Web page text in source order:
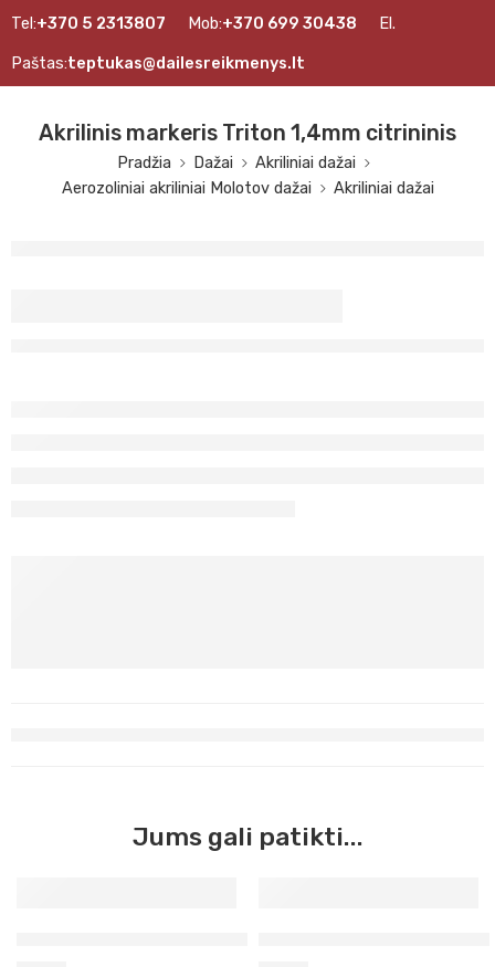
Tel:+370 5 2313807 Mob:+370 699 30438 El.
Paštas:teptukas@dailesreikmenys.lt
Akrilinis markeris Triton 1,4mm citrininis
Pradžia Dažai
Akriliniai dažai
Aerozoliniai akriliniai Molotov dažai
Akriliniai dažai
Jums gali patikti...